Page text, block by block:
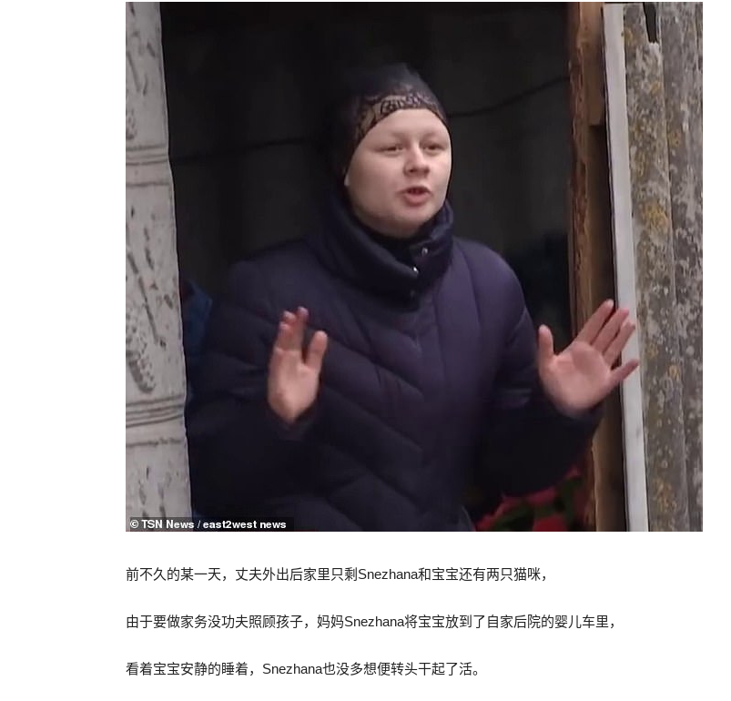
前不久的某一天，丈夫外出后家里只剩Snezhana和宝宝还有两只猫咪，
由于要做家务没功夫照顾孩子，妈妈Snezhana将宝宝放到了自家后院的婴儿车里，
看着宝宝安静的睡着，Snezhana也没多想便转头干起了活。